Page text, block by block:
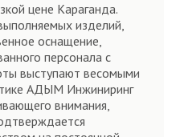
цене Караганда.
изделий,
оснащение,
персонала с
выступают весомыми
АДЫМ Инжиниринг
внимания,